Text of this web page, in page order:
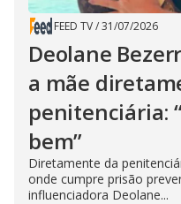
FEED TV/31/07/2026
Deolane
a mãe
penitenciária:
bem”
Diretamente da
onde cumpre prisão
influenciadora Deolane...